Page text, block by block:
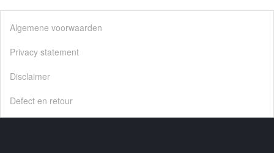
Algemene voorwaarden
Privacy statement
Disclaimer
Defect en retour